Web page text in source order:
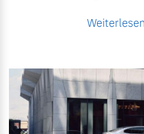
Weiterlesen